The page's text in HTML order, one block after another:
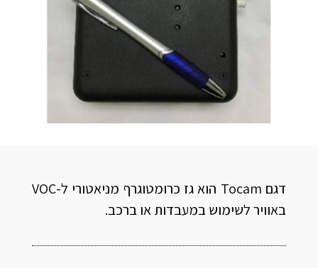
דגם Tocam הוא גז כרומטוגרף מניאטורי ל-VOC
באוויר לשימוש במעבדות או ברכב.